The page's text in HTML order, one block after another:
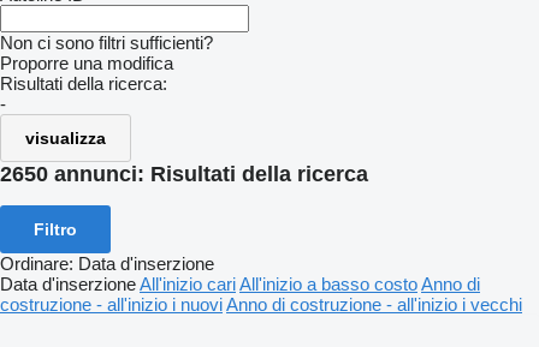
Non ci sono filtri sufficienti?
Proporre una modifica
Risultati della ricerca:
-
visualizza
2650 annunci: Risultati della ricerca
Filtro
Ordinare: Data d'inserzione
Data d'inserzioneAll'inizio cariAll'inizio a basso costoAnno di
costruzione - all'inizio i nuoviAnno di costruzione - all'inizio i vecchi